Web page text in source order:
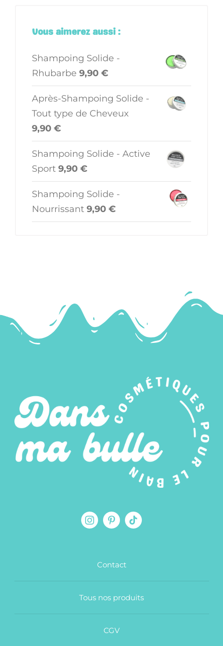
Vous aimerez aussi :
Shampoing Solide -
Rhubarbe 9,90 €
Après-Shampoing Solide -
Tout type de Cheveux
9,90 €
Shampoing Solide - Active
Sport 9,90 €
Shampoing Solide -
Nourrissant 9,90 €
Contact
Tous nos produits
CGV